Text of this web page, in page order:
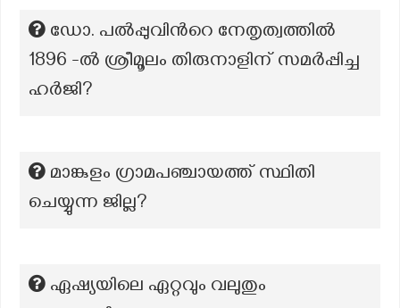
ഡോ. പല്‍പ്പുവിന്‍റെ നേതൃത്വത്തില്‍
1896 -ല്‍ ശ്രീമൂലം തിരുനാളിന് സമര്‍പ്പിച്ച
ഹര്‍ജി?
മാങ്കുളം ഗ്രാമപഞ്ചായത്ത് സ്ഥിതി
ചെയ്യുന്ന ജില്ല?
ഏഷ്യയിലെ ഏറ്റവും വലുതും